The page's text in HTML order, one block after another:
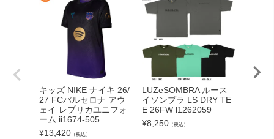
キッズ NIKE ナイキ 26/
27 FCバルセロナ アウ
ェイ レプリカユニフォ
ーム ii1674-505
¥13,420 （税込）
LUZeSOMBRA ルース
イソンブラ LS DRY TE
E 26FW l1262059
¥8,250 （税込）